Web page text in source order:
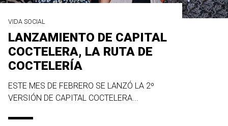
VIDA SOCIAL
LANZAMIENTO DE CAPITAL
COCTELERA, LA RUTA DE
COCTELERÍA
ESTE MES DE FEBRERO SE LANZÓ LA 2º
VERSIÓN DE CAPITAL COCTELERA...